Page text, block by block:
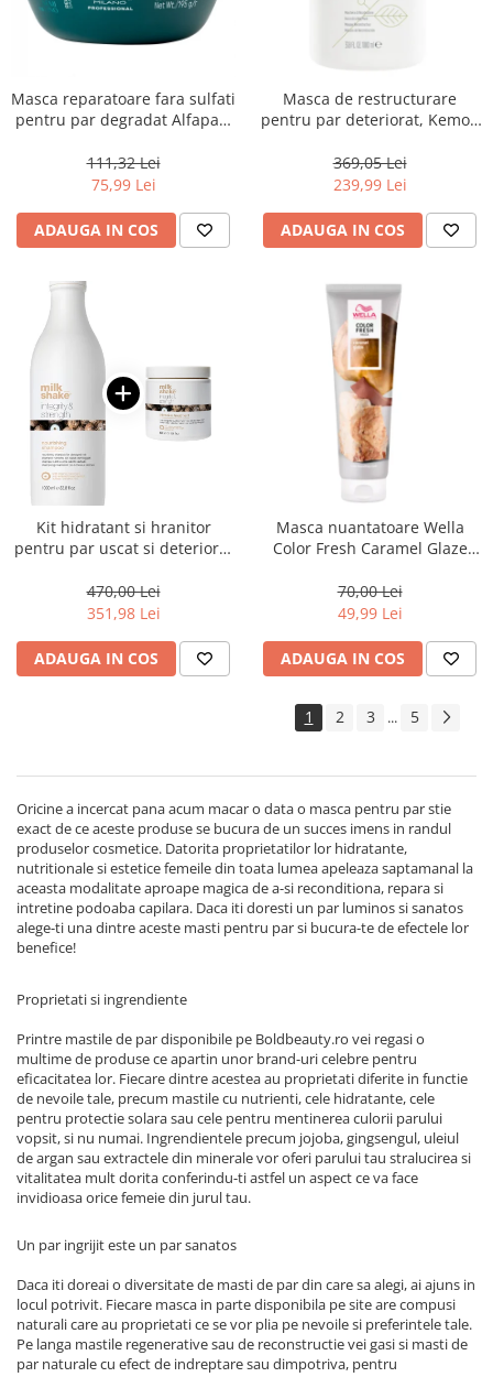
Masca reparatoare fara sulfati
pentru par degradat Alfaparf
Reconstruction, 200 ml
111,32 Lei
75,99 Lei
ADAUGA IN COS
Masca de restructurare
pentru par deteriorat, Kemon
369,05 Lei
239,99 Lei
ADAUGA IN COS
Kit hidratant si hranitor
pentru par uscat si deteriorat
Strength
470,00 Lei
351,98 Lei
ADAUGA IN COS
Masca nuantatoare Wella
Color Fresh Caramel Glaze
70,00 Lei
49,99 Lei
ADAUGA IN COS
1 2 3 ... 5
Oricine a incercat pana acum macar o data o masca pentru par stie
exact de ce aceste produse se bucura de un succes imens in randul
produselor cosmetice. Datorita proprietatilor lor hidratante,
nutritionale si estetice femeile din toata lumea apeleaza saptamanal la
aceasta modalitate aproape magica de a-si reconditiona, repara si
intretine podoaba capilara. Daca iti doresti un par luminos si sanatos
alege-ti una dintre aceste masti pentru par si bucura-te de efectele lor
benefice!
Proprietati si ingrendiente
Printre mastile de par disponibile pe Boldbeauty.ro vei regasi o
multime de produse ce apartin unor brand-uri celebre pentru
eficacitatea lor. Fiecare dintre acestea au proprietati diferite in functie
de nevoile tale, precum mastile cu nutrienti, cele hidratante, cele
pentru protectie solara sau cele pentru mentinerea culorii parului
vopsit, si nu numai. Ingrendientele precum jojoba, gingsengul, uleiul
de argan sau extractele din minerale vor oferi parului tau stralucirea si
vitalitatea mult dorita conferindu-ti astfel un aspect ce va face
invidioasa orice femeie din jurul tau.
Un par ingrijit este un par sanatos
Daca iti doreai o diversitate de masti de par din care sa alegi, ai ajuns in
locul potrivit. Fiecare masca in parte disponibila pe site are compusi
naturali care au proprietati ce se vor plia pe nevoile si preferintele tale.
Pe langa mastile regenerative sau de reconstructie vei gasi si masti de
par naturale cu efect de indreptare sau dimpotriva, pentru